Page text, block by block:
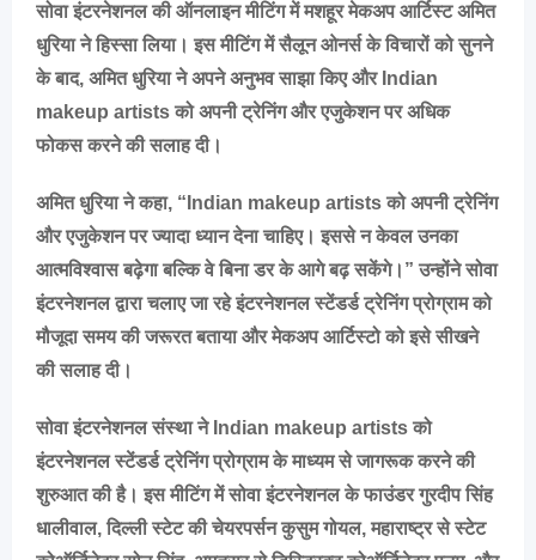
सोवा इंटरनेशनल की ऑनलाइन मीटिंग में मशहूर मेकअप आर्टिस्ट अमित
धुरिया ने हिस्सा लिया। इस मीटिंग में सैलून ओनर्स के विचारों को सुनने
के बाद, अमित धुरिया ने अपने अनुभव साझा किए और Indian
makeup artists को अपनी ट्रेनिंग और एजुकेशन पर अधिक
फोकस करने की सलाह दी।
अमित धुरिया ने कहा, “Indian makeup artists को अपनी ट्रेनिंग
और एजुकेशन पर ज्यादा ध्यान देना चाहिए। इससे न केवल उनका
आत्मविश्वास बढ़ेगा बल्कि वे बिना डर के आगे बढ़ सकेंगे।” उन्होंने सोवा
इंटरनेशनल द्वारा चलाए जा रहे इंटरनेशनल स्टेंडर्ड ट्रेनिंग प्रोग्राम को
मौजूदा समय की जरूरत बताया और मेकअप आर्टिस्टो को इसे सीखने
की सलाह दी।
सोवा इंटरनेशनल संस्था ने Indian makeup artists को
इंटरनेशनल स्टेंडर्ड ट्रेनिंग प्रोग्राम के माध्यम से जागरूक करने की
शुरुआत की है। इस मीटिंग में सोवा इंटरनेशनल के फाउंडर गुरदीप सिंह
धालीवाल, दिल्ली स्टेट की चेयरपर्सन कुसुम गोयल, महाराष्ट्र से स्टेट